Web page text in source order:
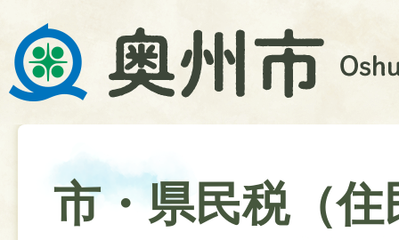
市・県民税（住